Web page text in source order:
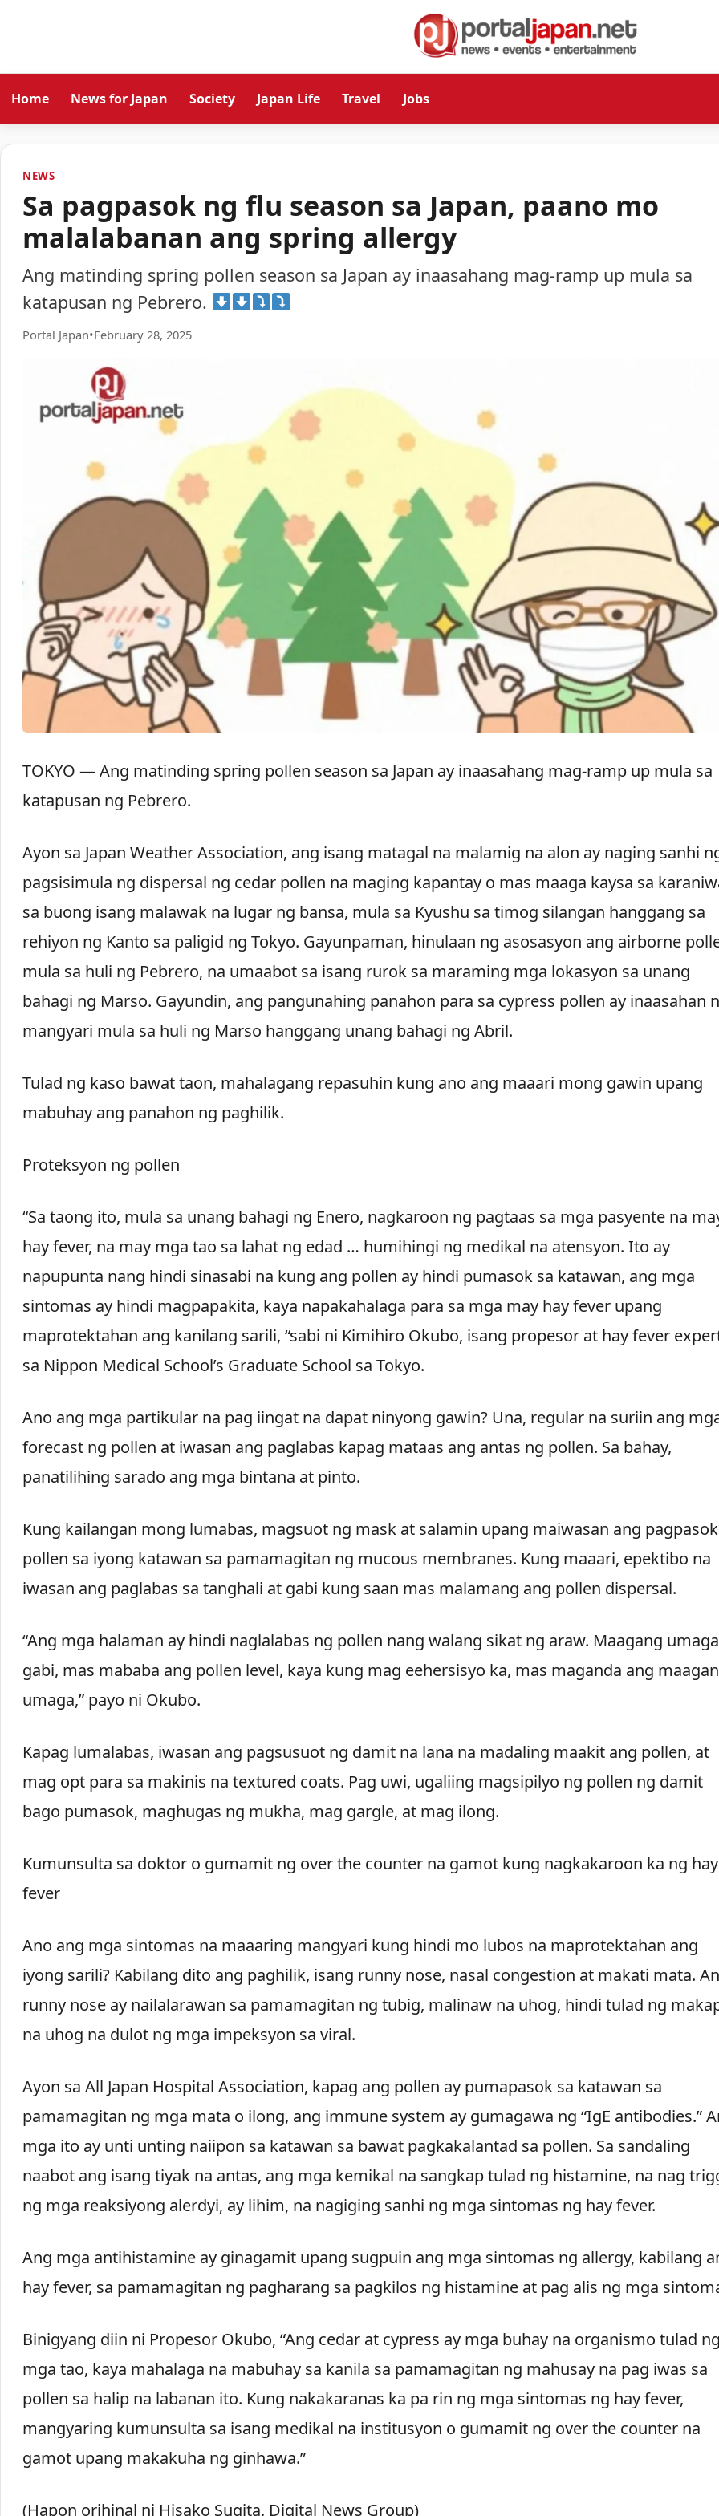
Home News for Japan Society Japan Life Travel Jobs
NEWS
Sa pagpasok ng flu season sa Japan, paano mo
malalabanan ang spring allergy
Ang matinding spring pollen season sa Japan ay inaasahang mag-ramp up mula sa
katapusan ng Pebrero.
Portal Japan•February 28, 2025
TOKYO — Ang matinding spring pollen season sa Japan ay inaasahang mag-ramp up mula sa
katapusan ng Pebrero.
Ayon sa Japan Weather Association, ang isang matagal na malamig na alon ay naging sanhi
pagsisimula ng dispersal ng cedar pollen na maging kapantay o mas maaga kaysa sa
sa buong isang malawak na lugar ng bansa, mula sa Kyushu sa timog silangan hanggang sa
rehiyon ng Kanto sa paligid ng Tokyo. Gayunpaman, hinulaan ng asosasyon ang airborne
mula sa huli ng Pebrero, na umaabot sa isang rurok sa maraming mga lokasyon sa unang
bahagi ng Marso. Gayundin, ang pangunahing panahon para sa cypress pollen ay inaasahan
mangyari mula sa huli ng Marso hanggang unang bahagi ng Abril.
Tulad ng kaso bawat taon, mahalagang repasuhin kung ano ang maaari mong gawin upang
mabuhay ang panahon ng paghilik.
Proteksyon ng pollen
“Sa taong ito, mula sa unang bahagi ng Enero, nagkaroon ng pagtaas sa mga pasyente na
hay fever, na may mga tao sa lahat ng edad … humihingi ng medikal na atensyon. Ito ay
napupunta nang hindi sinasabi na kung ang pollen ay hindi pumasok sa katawan, ang mga
sintomas ay hindi magpapakita, kaya napakahalaga para sa mga may hay fever upang
maprotektahan ang kanilang sarili, “sabi ni Kimihiro Okubo, isang propesor at hay fever
sa Nippon Medical School’s Graduate School sa Tokyo.
Ano ang mga partikular na pag iingat na dapat ninyong gawin? Una, regular na suriin ang
forecast ng pollen at iwasan ang paglabas kapag mataas ang antas ng pollen. Sa bahay,
panatilihing sarado ang mga bintana at pinto.
Kung kailangan mong lumabas, magsuot ng mask at salamin upang maiwasan ang
pollen sa iyong katawan sa pamamagitan ng mucous membranes. Kung maaari, epektibo na
iwasan ang paglabas sa tanghali at gabi kung saan mas malamang ang pollen dispersal.
“Ang mga halaman ay hindi naglalabas ng pollen nang walang sikat ng araw. Maagang
gabi, mas mababa ang pollen level, kaya kung mag eehersisyo ka, mas maganda ang
umaga,” payo ni Okubo.
Kapag lumalabas, iwasan ang pagsusuot ng damit na lana na madaling maakit ang pollen, at
mag opt para sa makinis na textured coats. Pag uwi, ugaliing magsipilyo ng pollen ng damit
bago pumasok, maghugas ng mukha, mag gargle, at mag ilong.
Kumunsulta sa doktor o gumamit ng over the counter na gamot kung nagkakaroon ka ng hay
fever
Ano ang mga sintomas na maaaring mangyari kung hindi mo lubos na maprotektahan ang
iyong sarili? Kabilang dito ang paghilik, isang runny nose, nasal congestion at makati mata.
runny nose ay nailalarawan sa pamamagitan ng tubig, malinaw na uhog, hindi tulad ng
na uhog na dulot ng mga impeksyon sa viral.
Ayon sa All Japan Hospital Association, kapag ang pollen ay pumapasok sa katawan sa
pamamagitan ng mga mata o ilong, ang immune system ay gumagawa ng “IgE antibodies.”
mga ito ay unti unting naiipon sa katawan sa bawat pagkakalantad sa pollen. Sa sandaling
naabot ang isang tiyak na antas, ang mga kemikal na sangkap tulad ng histamine, na nag
ng mga reaksiyong alerdyi, ay lihim, na nagiging sanhi ng mga sintomas ng hay fever.
Ang mga antihistamine ay ginagamit upang sugpuin ang mga sintomas ng allergy, kabilang
hay fever, sa pamamagitan ng pagharang sa pagkilos ng histamine at pag alis ng mga
Binigyang diin ni Propesor Okubo, “Ang cedar at cypress ay mga buhay na organismo tulad ng
mga tao, kaya mahalaga na mabuhay sa kanila sa pamamagitan ng mahusay na pag iwas sa
pollen sa halip na labanan ito. Kung nakakaranas ka pa rin ng mga sintomas ng hay fever,
mangyaring kumunsulta sa isang medikal na institusyon o gumamit ng over the counter na
gamot upang makakuha ng ginhawa.”
(Hapon orihinal ni Hisako Sugita, Digital News Group)